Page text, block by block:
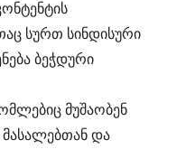
სურთ სინდისური
ბეჭდური
მუშაობენ
და